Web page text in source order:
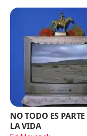
NO TODO ES PARTE
LA VIDA